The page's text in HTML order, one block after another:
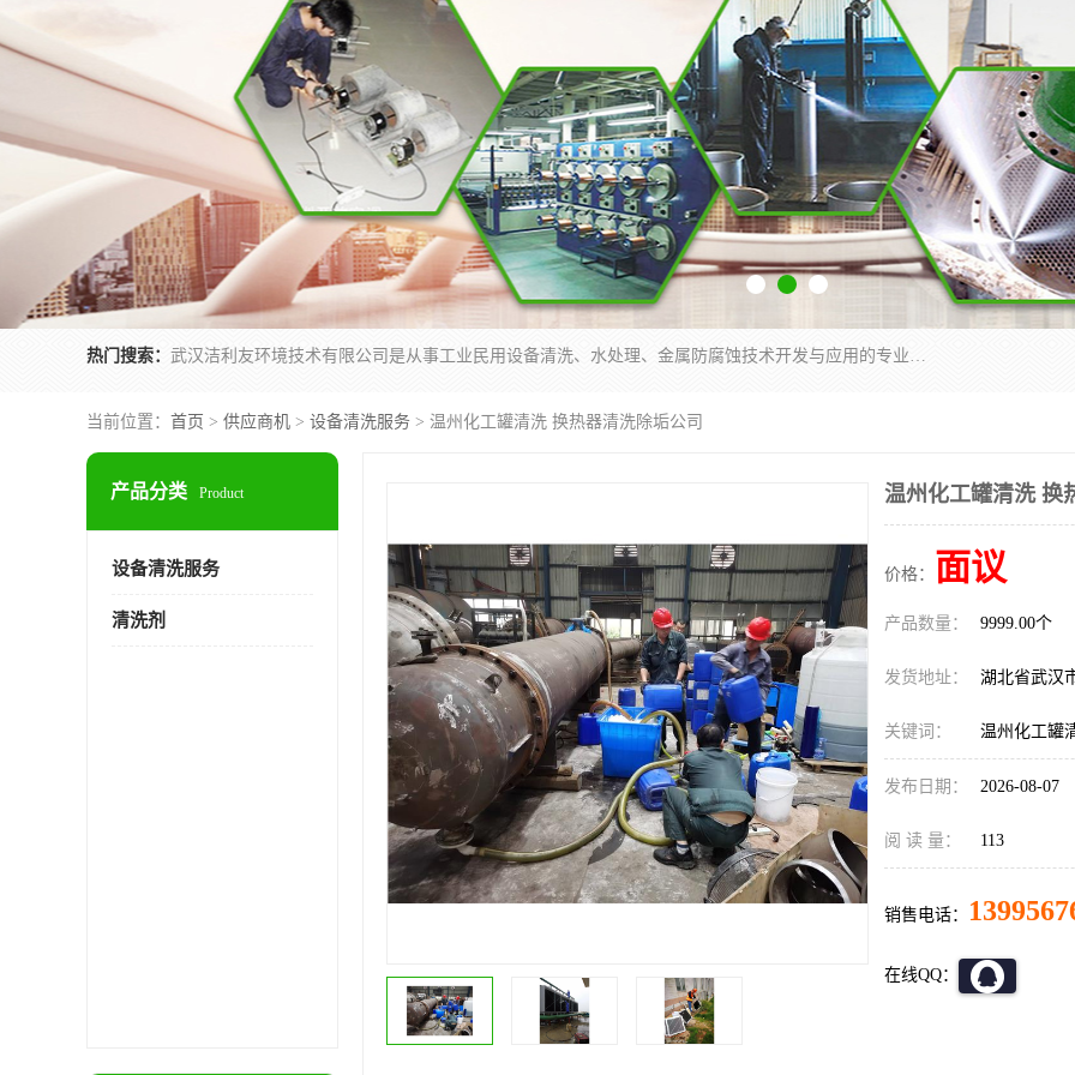
热门搜索： 武汉洁利友环境技术有限公司是从事工业民用设备清洗、水处理、金属防腐蚀技术开发与应用的专业化公司。公司经过十余年发展积累了丰富的清洗经验，服务过的客户达到500余家，清洗的各类工业设备共计3000余台。
当前位置： 首页 > 供应商机 > 设备清洗服务 > 温州化工罐清洗 换热器清洗除垢公司
产品分类 Product
设备清洗服务
清洗剂
温州化工罐清洗 换
价格： 面议
产品数量： 9999.00个
发货地址： 湖北省武汉
关键词： 温州化工罐
发布日期： 2026-08-07
阅 读 量： 113
销售电话：
在线QQ：